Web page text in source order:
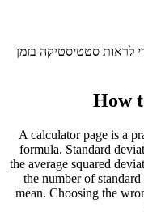
לראות סטטיסטיקה בזמן
How
A calculator page is a
formula. Standard
the average squared
the number of
mean. Choosing the